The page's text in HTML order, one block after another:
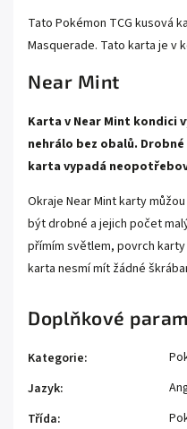
Tato Pokémon TCG kusová
Masquerade. Tato karta je v
Near Mint
Karta v Near Mint kondici
nehrálo bez obalů.
karta vypadá
Okraje Near Mint karty
být drobné a jejich počet
přímím světlem, povrch
karta nesmí mít žádné
Doplňkové
Kategorie:
Jazyk:
Třída: